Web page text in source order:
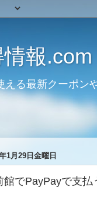
情報.com
える最新クーポン
1月29日金曜日
館でPayPayで支払